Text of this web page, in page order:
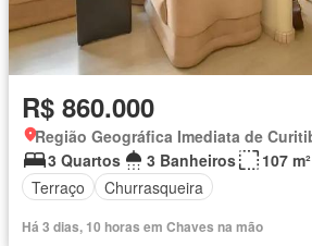
R$ 860.000
3 Quartos
3 Banheiros
107 m²
Terraço
Churrasqueira
Há 3 dias, 10 horas em Chaves na mão